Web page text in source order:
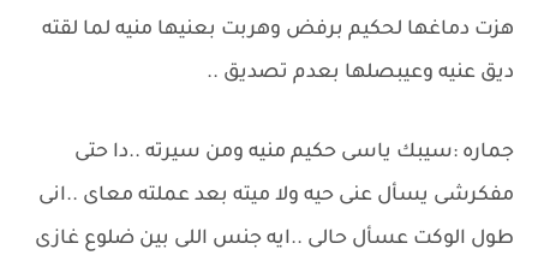
هزت دماغها لحكيم برفض وهربت بعنيها منيه لما لقته
ديق عنيه وعيبصلها بعدم تصديق ..
جماره :سيبك ياسى حكيم منيه ومن سيرته ..دا حتى
مفكرشى يسأل عنى حيه ولا ميته بعد عملته معاى ..انى
طول الوكت عسأل حالى ..ايه جنس اللى بين ضلوع غازى